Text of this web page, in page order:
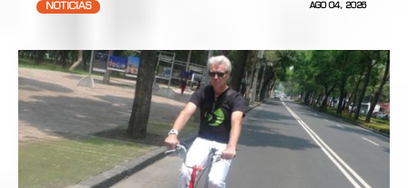
NOTICIAS AGO 04, 2026